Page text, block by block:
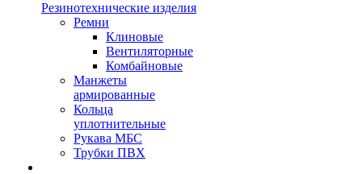
Резинотехнические изделия
Ремни
Клиновые
Вентиляторные
Комбайновые
Манжеты
армированные
Кольца
уплотнительные
Рукава МБС
Трубки ПВХ